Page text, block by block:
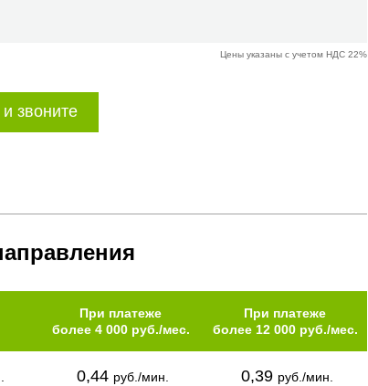
Цены указаны с учетом НДС 22%
звоните
При платеже
более 4 000 руб./мес.
При платеже
более 12 000 руб./мес.
0,44 руб./мин. 0,39 руб./мин.